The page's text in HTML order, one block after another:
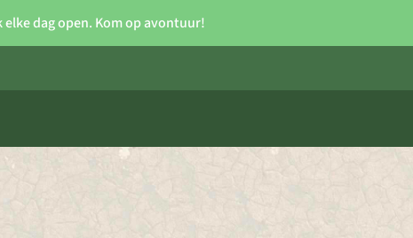
dag open. Kom op avontuur!